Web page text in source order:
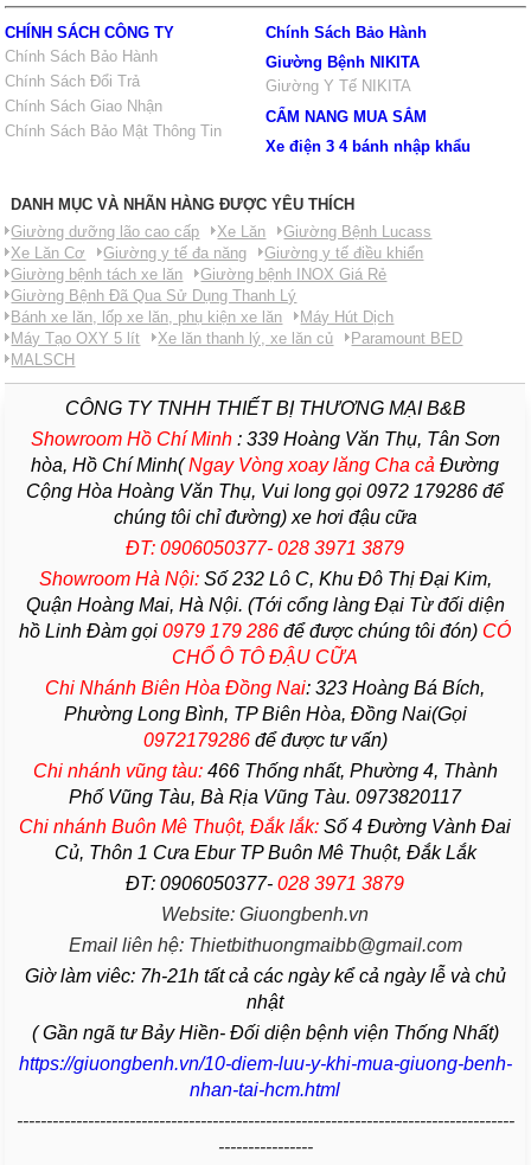
CHÍNH SÁCH CÔNG TY
Chính Sách Bảo Hành
Chính Sách Đổi Trả
Chính Sách Giao Nhận
Chính Sách Bảo Mật Thông Tin
Chính Sách Bảo Hành
Giường Bệnh NIKITA
Giường Y Tế NIKITA
CẨM NANG MUA SẮM
Xe điện 3 4 bánh nhập khẩu
DANH MỤC VÀ NHÃN HÀNG ĐƯỢC YÊU THÍCH
Giường dưỡng lão cao cấp
Xe Lăn
Giường Bệnh Lucass
Xe Lăn Cơ
Giường y tế đa năng
Giường y tế điều khiển
Giường bệnh tách xe lăn
Giường bệnh INOX Giá Rẻ
Giường Bệnh Đã Qua Sử Dụng Thanh Lý
Bánh xe lăn, lốp xe lăn, phụ kiện xe lăn
Máy Hút Dịch
Máy Tạo OXY 5 lít
Xe lăn thanh lý, xe lăn củ
Paramount BED
MALSCH
CÔNG TY TNHH THIẾT BỊ THƯƠNG MẠI B&B
Showroom Hồ Chí Minh:339 Hoàng Văn Thụ, Tân Sơn
hòa, Hồ Chí Minh(Ngay Vòng xoay lăng Cha cả Đường
Cộng Hòa Hoàng Văn Thụ, Vui long gọi 0972 179286 để
chúng tôi chỉ đường) xe hơi đậu cữa
ĐT: 0906050377- 028 3971 3879
Showroom Hà Nội:Số 232 Lô C, Khu Đô Thị Đại Kim,
Quận Hoàng Mai, Hà Nội. (Tới cổng làng Đại Từ đối diện
hồ Linh Đàm gọi0979 179 286 để được chúng tôi đón) CÓ
CHỔ Ô TÔ ĐẬU CỮA
Chi Nhánh Biên Hòa Đồng Nai: 323 Hoàng Bá Bích,
Phường Long Bình, TP Biên Hòa, Đồng Nai(Gọi
0972179286để được tư vấn)
Chi nhánh vũng tàu:466 Thống nhất, Phường4, Thành
Phố Vũng Tàu, Bà Rịa Vũng Tàu. 0973820117
Chi nhánh Buôn Mê Thuột, Đắk lắk:Số 4 Đường Vành Đai
Củ, Thôn 1 Cưa Ebur TP Buôn Mê Thuột, Đắk Lắk
ĐT: 0906050377-028 3971 3879
Website: Giuongbenh.vn
Email liên hệ: Thietbithuongmaibb@gmail.com
Giờ làm viêc: 7h-21h tất cả các ngày kể cả ngày lễ và chủ
nhật
( Gần ngã tư Bảy Hiền- Đối diện bệnh viện Thống Nhất)
https://giuongbenh.vn/10-diem-luu-y-khi-mua-giuong-benh-
nhan-tai-hcm.html
------------------------------------------------------------------------------------
----------------